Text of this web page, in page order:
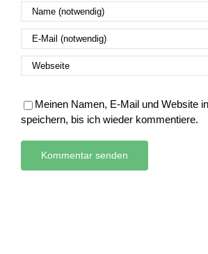
Meinen Namen, E-Mail und Website
speichern, bis ich wieder kommentiere.